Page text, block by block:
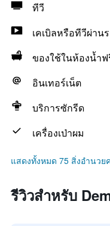
ทีวี
เคเบิลหรือทีวีผ่าน
ของใช้ในห้องน้ำฟ
อินเทอร์เน็ต
บริการซักรีด
เครื่องเป่าผม
แสดงทั้งหมด 75 สิ่งอำนวย
รีวิวสำหรับ